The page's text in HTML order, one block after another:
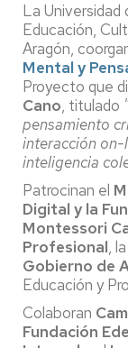
La
Educación,
Aragón,
Mental y
Proyecto que
Cano, titulado
pensamiento
interacción on-
inteligencia
Patrocinan el
Digital y la
Montessori
Profesional, la
Gobierno de
Educación y
Colaboran
Fundación